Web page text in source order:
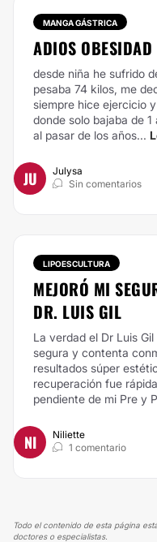
MANGA GÁSTRICA
ADIOS
desde niña he sufrido
pesaba 74 kilos, me
siempre hice ejercicio
donde solo bajaba de
al pasar de los años...
JU
Julysa
Sin comentarios
LIPOESCULTURA
MEJORÓ MI
DR. LUIS GIL
La verdad el Dr Luis
segura y contenta
resultados súper
recuperación fue
pendiente de mi Pre y
NI
Niliette
1 comentario
Todo el contenido de esta página
doctores o especialistas.